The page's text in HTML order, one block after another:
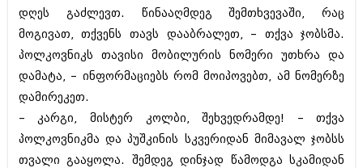
დღეს გაძლევთ. წინააღმდეგ შემთხვევაში, რაც
მოგივათ, თქვენს თავს დააბრალეთ, – თქვა ჯობსმა.
პოლკოვნიკს თავისი მობილურის ნომერი უთხრა და
დამატა, – ინფორმაციებს რომ მოიპოვებთ, ამ ნომერზე
დამირეკეთ.
– კარგი, მისტერ კოლბი, შეხვედრამდე! – თქვა
პოლკოვნიკმა და პუშკინის სკვერიდან მიმავალ ჯობსს
თვალი გააყოლა. შემდეგ დინჯად წამოდგა სკამიდან